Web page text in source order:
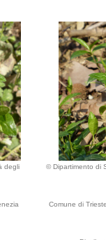
degli
© Dipartimento di
Comune di